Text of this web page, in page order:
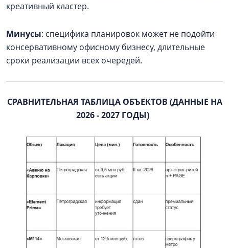
креативный кластер.
Минусы: специфика планировок может не подойти
консервативному офисному бизнесу, длительные
сроки реализации всех очередей.
СРАВНИТЕЛЬНАЯ ТАБЛИЦА ОБЪЕКТОВ (ДАННЫЕ НА
2026 - 2027 ГОДЫ)